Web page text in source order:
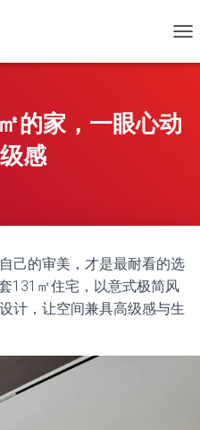
换
的家，一眼心动
感
己的审美，才是最耐看的选
131㎡住宅，以意式极简风
计，让空间兼具高级感与生